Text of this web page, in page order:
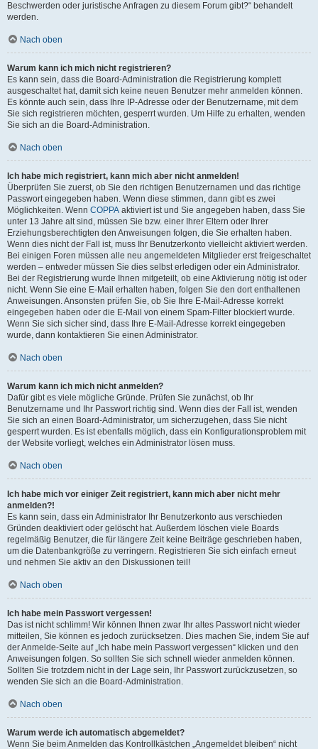
Beschwerden oder juristische Anfragen zu diesem Forum gibt?“ behandelt
werden.
Nach oben
Warum kann ich mich nicht registrieren?
Es kann sein, dass die Board-Administration die Registrierung komplett
ausgeschaltet hat, damit sich keine neuen Benutzer mehr anmelden können.
Es könnte auch sein, dass Ihre IP-Adresse oder der Benutzername, mit dem
Sie sich registrieren möchten, gesperrt wurden. Um Hilfe zu erhalten, wenden
Sie sich an die Board-Administration.
Nach oben
Ich habe mich registriert, kann mich aber nicht anmelden!
Überprüfen Sie zuerst, ob Sie den richtigen Benutzernamen und das richtige
Passwort eingegeben haben. Wenn diese stimmen, dann gibt es zwei
Möglichkeiten. Wenn COPPA aktiviert ist und Sie angegeben haben, dass Sie
unter 13 Jahre alt sind, müssen Sie bzw. einer Ihrer Eltern oder Ihrer
Erziehungsberechtigten den Anweisungen folgen, die Sie erhalten haben.
Wenn dies nicht der Fall ist, muss Ihr Benutzerkonto vielleicht aktiviert werden.
Bei einigen Foren müssen alle neu angemeldeten Mitglieder erst freigeschaltet
werden – entweder müssen Sie dies selbst erledigen oder ein Administrator.
Bei der Registrierung wurde Ihnen mitgeteilt, ob eine Aktivierung nötig ist oder
nicht. Wenn Sie eine E-Mail erhalten haben, folgen Sie den dort enthaltenen
Anweisungen. Ansonsten prüfen Sie, ob Sie Ihre E-Mail-Adresse korrekt
eingegeben haben oder die E-Mail von einem Spam-Filter blockiert wurde.
Wenn Sie sich sicher sind, dass Ihre E-Mail-Adresse korrekt eingegeben
wurde, dann kontaktieren Sie einen Administrator.
Nach oben
Warum kann ich mich nicht anmelden?
Dafür gibt es viele mögliche Gründe. Prüfen Sie zunächst, ob Ihr
Benutzername und Ihr Passwort richtig sind. Wenn dies der Fall ist, wenden
Sie sich an einen Board-Administrator, um sicherzugehen, dass Sie nicht
gesperrt wurden. Es ist ebenfalls möglich, dass ein Konfigurationsproblem mit
der Website vorliegt, welches ein Administrator lösen muss.
Nach oben
Ich habe mich vor einiger Zeit registriert, kann mich aber nicht mehr
anmelden?!
Es kann sein, dass ein Administrator Ihr Benutzerkonto aus verschieden
Gründen deaktiviert oder gelöscht hat. Außerdem löschen viele Boards
regelmäßig Benutzer, die für längere Zeit keine Beiträge geschrieben haben,
um die Datenbankgröße zu verringern. Registrieren Sie sich einfach erneut
und nehmen Sie aktiv an den Diskussionen teil!
Nach oben
Ich habe mein Passwort vergessen!
Das ist nicht schlimm! Wir können Ihnen zwar Ihr altes Passwort nicht wieder
mitteilen, Sie können es jedoch zurücksetzen. Dies machen Sie, indem Sie auf
der Anmelde-Seite auf „Ich habe mein Passwort vergessen“ klicken und den
Anweisungen folgen. So sollten Sie sich schnell wieder anmelden können.
Sollten Sie trotzdem nicht in der Lage sein, Ihr Passwort zurückzusetzen, so
wenden Sie sich an die Board-Administration.
Nach oben
Warum werde ich automatisch abgemeldet?
Wenn Sie beim Anmelden das Kontrollkästchen „Angemeldet bleiben“ nicht